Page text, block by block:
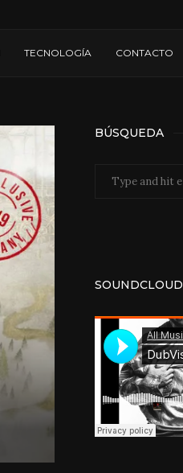
TECNOLOGÍA CONTACTO
BÚSQUEDA
SOUNDCLOUD